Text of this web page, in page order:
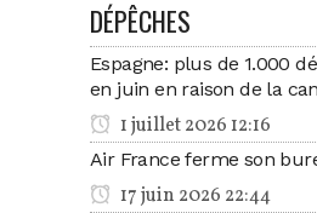
DÉPÊCHES
Espagne: plus de 1.000
en juin en raison de la
1 juillet 2026 12:16
Air France ferme son
17 juin 2026 22:44